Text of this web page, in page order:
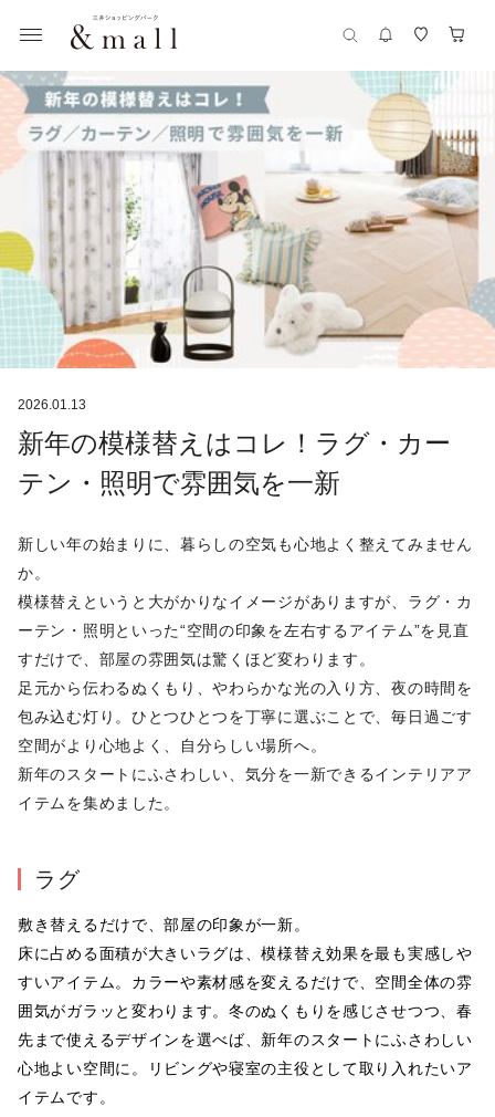
2026.01.13
新年の模様替えはコレ！ラグ・カー
テン・照明で雰囲気を一新
新しい年の始まりに、暮らしの空気も心地よく整えてみません
か。
模様替えというと大がかりなイメージがありますが、ラグ・カ
ーテン・照明といった“空間の印象を左右するアイテム”を見直
すだけで、部屋の雰囲気は驚くほど変わります。
足元から伝わるぬくもり、やわらかな光の入り方、夜の時間を
包み込む灯り。ひとつひとつを丁寧に選ぶことで、毎日過ごす
空間がより心地よく、自分らしい場所へ。
新年のスタートにふさわしい、気分を一新できるインテリアア
イテムを集めました。
ラグ
敷き替えるだけで、部屋の印象が一新。
床に占める面積が大きいラグは、模様替え効果を最も実感しや
すいアイテム。カラーや素材感を変えるだけで、空間全体の雰
囲気がガラッと変わります。冬のぬくもりを感じさせつつ、春
先まで使えるデザインを選べば、新年のスタートにふさわしい
心地よい空間に。リビングや寝室の主役として取り入れたいア
イテムです。